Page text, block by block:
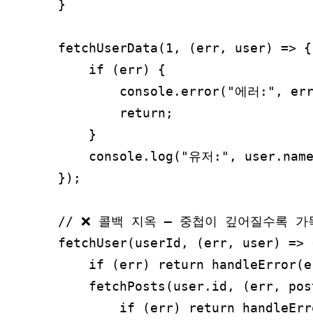
}
fetchUserData(1, (err, user) => {
    if (err) {
console.error("에러:",
        return;
    }
console.log("유저:",
});
// ❌ 콜백 지옥 — 중첩이 깊어질수록 가
fetchUser(userId, (err, user) =>
if (err) return
fetchPosts(user.id, (err,
if (err) return